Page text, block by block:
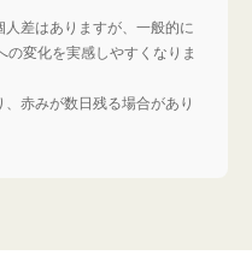
差はありますが、一般的に
変化を実感しやすくなりま
赤みが数日残る場合があり